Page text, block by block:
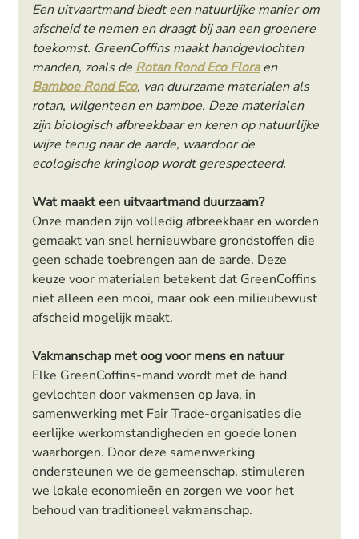
Een uitvaartmand biedt een natuurlijke manier om
afscheid te nemen en draagt bij aan een groenere
toekomst. GreenCoffins maakt handgevlochten
manden, zoals de Rotan Rond Eco Flora en
Bamboe Rond Eco, van duurzame materialen als
rotan, wilgenteen en bamboe. Deze materialen
zijn biologisch afbreekbaar en keren op natuurlijke
wijze terug naar de aarde, waardoor de
ecologische kringloop wordt gerespecteerd.
Wat maakt een uitvaartmand duurzaam?
Onze manden zijn volledig afbreekbaar en worden
gemaakt van snel hernieuwbare grondstoffen die
geen schade toebrengen aan de aarde. Deze
keuze voor materialen betekent dat GreenCoffins
niet alleen een mooi, maar ook een milieubewust
afscheid mogelijk maakt.
Vakmanschap met oog voor mens en natuur
Elke GreenCoffins-mand wordt met de hand
gevlochten door vakmensen op Java, in
samenwerking met Fair Trade-organisaties die
eerlijke werkomstandigheden en goede lonen
waarborgen. Door deze samenwerking
ondersteunen we de gemeenschap, stimuleren
we lokale economieën en zorgen we voor het
behoud van traditioneel vakmanschap.